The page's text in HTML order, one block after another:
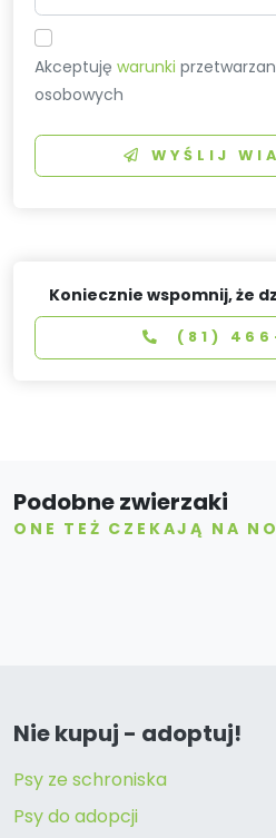
Akceptujęwarunki
osobowych
WYŚLIJ
Koniecznie wspomnij, że
(81)
Podobne zwierzaki
ONE TEŻ CZEKAJĄ NA
Nie kupuj - adoptuj!
Psy ze schroniska
Psy do adopcji